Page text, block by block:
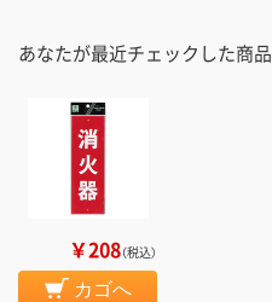
あなたが最近チェックした商品
￥208（税込）
カゴへ